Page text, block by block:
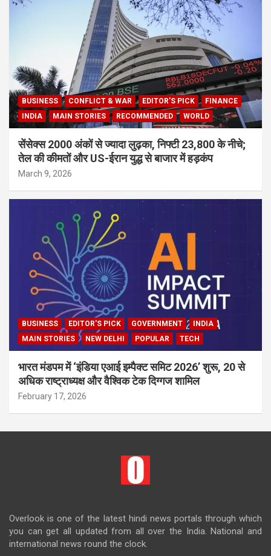
BUSINESS CONFLICT & WAR EDITOR'S PICK
FINANCE
INDIA
MAIN STORIES RECOMMENDED WORLD
सेंसेक्स 2000 अंकों से ज्यादा लुढ़का, निफ्टी 23,800 के नीचे;
तेल की कीमतों और US-ईरान युद्ध से बाजार में हड़कंप
March 9, 2026
BUSINESS EDITOR'S PICK GOVERNMENT
INDIA
MAIN STORIES
NEW DELHI POPULAR TECH
भारत मंडपम में ‘इंडिया एआई इम्पैक्ट समिट 2026’ शुरू, 20 से
अधिक राष्ट्राध्यक्ष और वैश्विक टेक दिग्गज शामिल
February 17, 2026
Overlook is one of the latest hindi news portals through which
you can get all updated from all over the India. National and
international news round the clock.